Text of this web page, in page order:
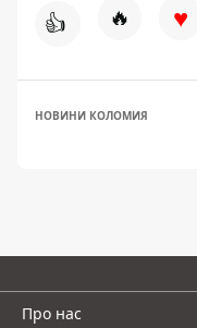
👍 🔥 ♥
НОВИНИ КОЛОМИЯ
Про нас